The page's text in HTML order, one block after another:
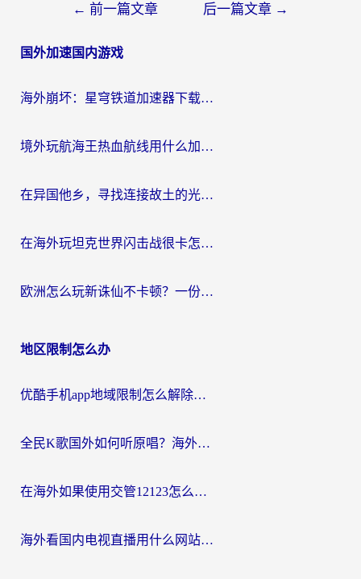
导
← 前一篇文章 后一篇文章 →
国外加速国内游戏
海外崩坏：星穹铁道加速器下载安装：一份给游子的终极网络指南
境外玩航海王热血航线用什么加速器？2026海外玩家实测最优方案（附欧洲问道堡垒前线加速技巧）
在异国他乡，寻找连接故土的光明大陆免费加速器
在海外玩坦克世界闪击战很卡怎么办？老玩家亲测有效的加速器选择指南
欧洲怎么玩新诛仙不卡顿？一份给海外游子的国服游戏畅玩指南
地区限制怎么办
优酷手机app地域限制怎么解除？海外党亲测有效的追剧方案
全民K歌国外如何听原唱？海外党亲测有效的回国加速器选择指南
在海外如果使用交管12123怎么处理？留学生亲测有效的回国加速方案
海外看国内电视直播用什么网站比较好？一篇解决你所有追剧难题的实用指南